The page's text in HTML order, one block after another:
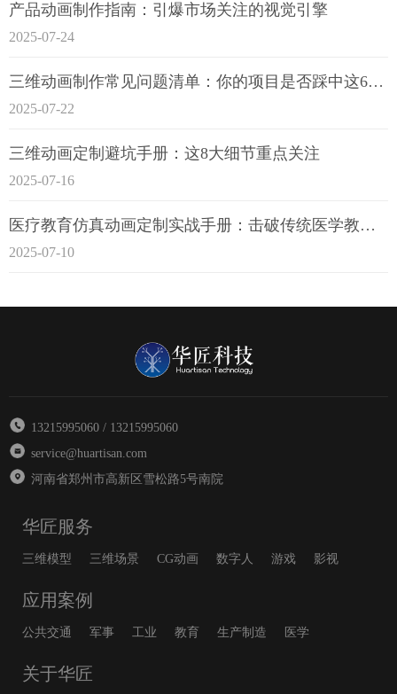
产品动画制作指南：引爆市场关注的视觉引擎
2025-07-24
三维动画制作常见问题清单：你的项目是否踩中这6大技术雷区？
2025-07-22
三维动画定制避坑手册：这8大细节重点关注
2025-07-16
医疗教育仿真动画定制实战手册：击破传统医学教育7大痛点
2025-07-10
13215995060 / 13215995060
service@huartisan.com
河南省郑州市高新区雪松路5号南院
华匠服务
三维模型 三维场景 CG动画 数字人 游戏 影视
应用案例
公共交通 军事 工业 教育 生产制造 医学
关于华匠